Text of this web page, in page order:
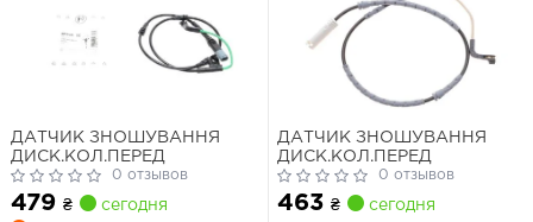
ДАТЧИК ЗНОШУВАННЯ
ДИСК.КОЛ.ПЕРЕД
0 отзывов
479 ₴
сегодня
ДАТЧИК ЗНОШУВАННЯ
ДИСК.КОЛ.ПЕРЕД
0 отзывов
463 ₴ сегодня